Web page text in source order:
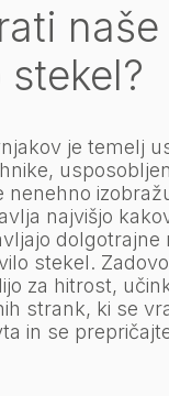
je temelj
nenehno
najvišjo
stekel.
za hitrost,
strank, ki se
in se